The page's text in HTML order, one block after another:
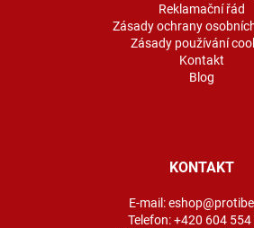
Reklamační řád
Zásady ochrany
Zásady používání
Kontakt
Blog
KONTAKT
E-mail:
Telefon:+420 604 554